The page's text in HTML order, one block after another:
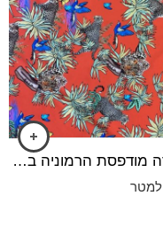
לייקרה מודפסת הרמוניה בג'ונגל - רקע כתום
למטר